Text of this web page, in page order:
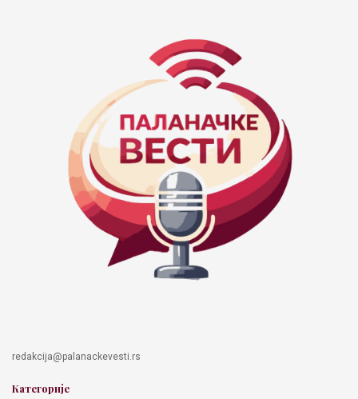
redakcija@palanackevesti.rs
Категорије